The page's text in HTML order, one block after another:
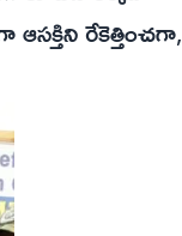
రేకెత్తించగా,